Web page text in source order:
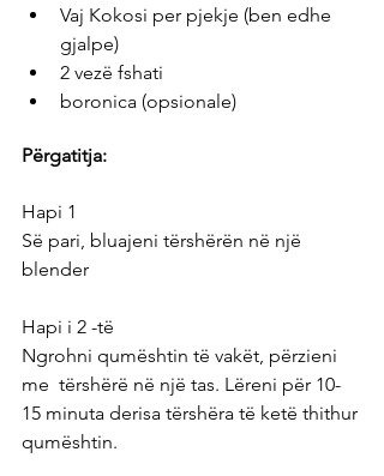
Vaj Kokosi per pjekje (ben edhe
gjalpe)
2 vezë fshati
boronica (opsionale)
Përgatitja:
Hapi 1
Së pari, bluajeni tërshërën në një
blender
Hapi i 2 -të
Ngrohni qumështin të vakët, përzieni
me  tërshërë në një tas. Lëreni për 10-
15 minuta derisa tërshëra të ketë thithur
qumështin.